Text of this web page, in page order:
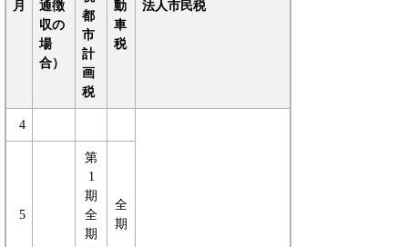
月
通徴
収の
場
合）
都
市
計
画
税
動
車
税
法人市民税
4
5
第
1
期
全
期
全
期